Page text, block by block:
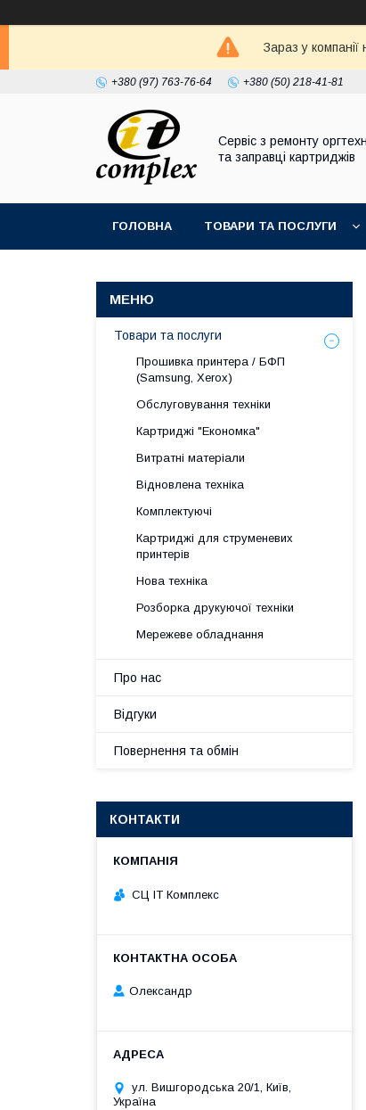
Зараз у
+380 (97) 763-76-64 +380 (50) 218-41-81
Сервіс з ремонту
та заправці картриджів
ГОЛОВНА ТОВАРИ ТА ПОСЛУГИ
Товари та послуги
Прошивка принтера / БФП
(Samsung, Xerox)
Обслуговування техніки
Картриджі "Економка"
Витратні матеріали
Відновлена техніка
Комплектуючі
Картриджі для струменевих
принтерів
Нова техніка
Розборка друкуючої техніки
Мережеве обладнання
Про нас
Відгуки
Повернення та обмін
КОНТАКТИ
СЦ ІТ Комплекс
Олександр
ул. Вишгородська 20/1, Київ,
Україна